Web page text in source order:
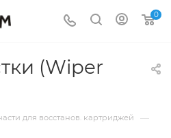
0
(Wiper
для восстанов. картриджей —